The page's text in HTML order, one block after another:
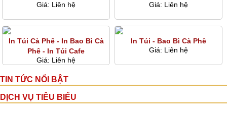
Giá: Liên hệ
Giá: Liên hệ
In Túi Cà Phê - In Bao Bì Cà
Phê - In Túi Cafe
Giá: Liên hệ
In Túi - Bao Bì Cà Phê
Giá: Liên hệ
TIN TỨC NỔI BẬT
DỊCH VỤ TIÊU BIỂU